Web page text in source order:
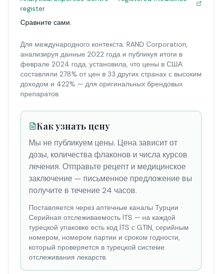
register
Сравните сами.
Для международного контекста: RAND Corporation,
анализируя данные 2022 года и публикуя итоги в
феврале 2024 года, установила, что цены в США
составляли 278% от цен в 33 других странах с высоким
доходом и 422% — для оригинальных брендовых
препаратов.
Как узнать цену
Мы не публикуем цены. Цена зависит от
дозы, количества флаконов и числа курсов
лечения. Отправьте рецепт и медицинское
заключение — письменное предложение вы
получите в течение 24 часов.
Поставляется через аптечные каналы Турции ·
Серийная отслеживаемость İTS — на каждой
турецкой упаковке есть код İTS с GTIN, серийным
номером, номером партии и сроком годности,
который проверяется в турецкой системе
отслеживания лекарств.